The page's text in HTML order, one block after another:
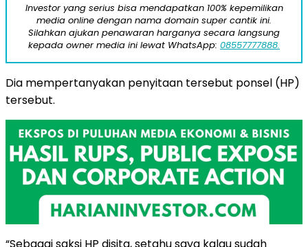
Investor yang serius bisa mendapatkan 100% kepemilikan
media online dengan nama domain super cantik ini.
Silahkan ajukan penawaran harganya secara langsung
kepada owner media ini lewat WhatsApp: 08557777888.
Dia mempertanyakan penyitaan tersebut ponsel (HP)
tersebut.